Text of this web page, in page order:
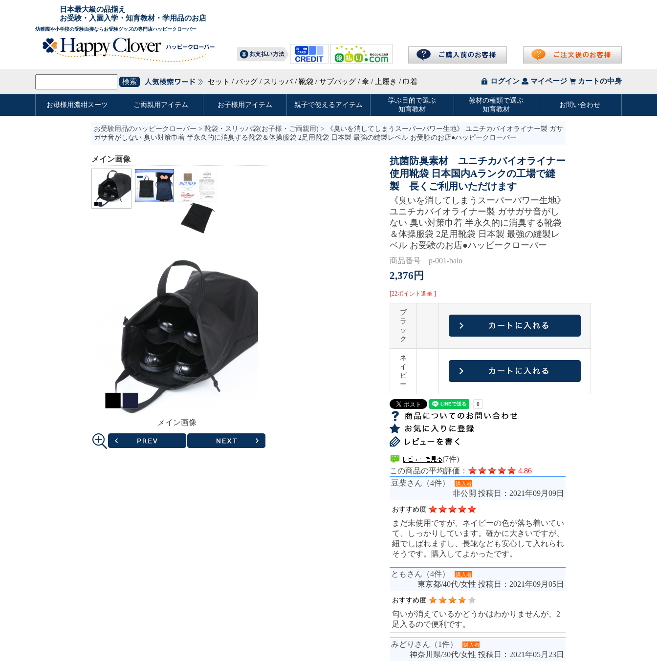
お受験用品のハッピークローバー > 靴袋・スリッパ袋(お子様・ご両親用) > 《臭いを消してしまうスーパーパワー生地》 ユニチカバイオライナー製 ガサ
ガサ音がしない 臭い対策巾着 半永久的に消臭する靴袋＆体操服袋 2足用靴袋 日本製 最強の縫製レベル お受験のお店●ハッピークローバー
抗菌防臭素材 ユニチカバイオライナー
使用靴袋 日本国内Aランクの工場で縫
製 長くご利用いただけます
《臭いを消してしまうスーパーパワー生地》
ユニチカバイオライナー製 ガサガサ音がし
ない 臭い対策巾着 半永久的に消臭する靴袋
＆体操服袋 2足用靴袋 日本製 最強の縫製レ
ベル お受験のお店●ハッピークローバー
商品番号 p-001-baio
2,376円
[22ポイント進呈 ]
ブ
ラ
ッ
ク
ネ
イ
ビ
ー
(7件)
この商品の平均評価：
4.86
豆柴さん（4件）
購入者
非公開 投稿日：2021年09月09日
おすすめ度
まだ未使用ですが、ネイビーの色が落ち着いてい
て、しっかりしています。確かに大きいですが、
紐でしばれますし、長靴なども安心して入れられ
そうです。購入してよかったです。
ともさん（4件） 購入者
東京都/40代/女性 投稿日：2021年09月05日
おすすめ度
匂いが消えているかどうかはわかりませんが、2
足入るので便利です。
みどりさん（1件） 購入者
神奈川県/30代/女性 投稿日：2021年05月23日
メイン画像
メイン画像